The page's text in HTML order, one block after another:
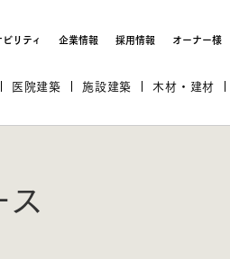
リティ 企業情報 採用情報 オーナー様
医院建築 施設建築 木材・建材